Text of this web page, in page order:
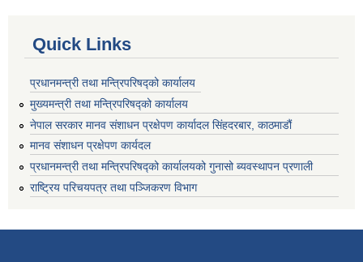
Quick Links
प्रधानमन्त्री तथा मन्त्रिपरिषद्को कार्यालय
मुख्यमन्त्री तथा मन्त्रिपरिषद्को कार्यालय
नेपाल सरकार मानव संशाधन प्रक्षेपण कार्यादल सिंहदरबार, काठमाडौं
मानव संशाधन प्रक्षेपण कार्यदल
प्रधानमन्त्री तथा मन्त्रिपरिषद्को कार्यालयको गुनासो ब्यवस्थापन प्रणाली
राष्ट्रिय परिचयपत्र तथा पञ्जिकरण विभाग